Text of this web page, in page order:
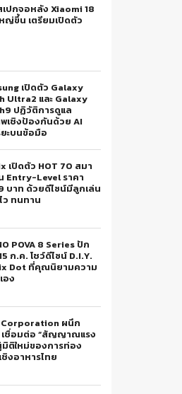
ปกจอหลัง Xiaomi 18
ญ่ขึ้น เตรียมเปิดตัว
เปิดตัว Galaxy
Ultra2 และ Galaxy
ปฏิวัติการดูแล
เชิงป้องกันด้วย AI
ะบนข้อมือ
เปิดตัว HOT 70 สมา
Entry-Level ราคา
บาท ด้วยดีไซน์มีลูกเล่น
ว ทนทาน
POVA 8 Series ปัก
ก.ค. โชว์ดีไซน์ D.I.Y.
Dot ที่คุณนิยามความ
อง
Corporation ผนึก
ชื่อมต่อ “สัญญาณแรง
มิติใหม่ของการท่อง
ชิงอาหารไทย